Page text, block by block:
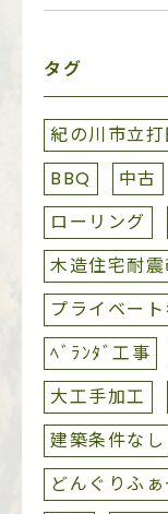
タグ
紀の川市立
BBQ
中古
ローリング
木造住宅耐
プライベー
ﾍﾞﾗﾝﾀﾞ工事
大工手加工
建築条件なし
どんぐりふ